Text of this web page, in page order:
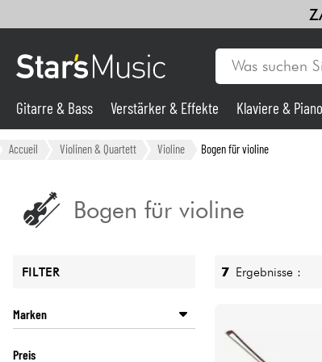
Gitarre & Bass
Violinen & Quartett
Gitarre & Bass Verstärker & Effekte Klaviere & Piano
Accueil Violinen & Quartett Violine Bogen für violine
Bogen für violine
FILTER
Marken
Preis
7 Ergebnisse :